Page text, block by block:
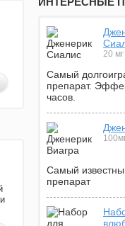
20 мг
Самый
препарат.
часов.
Самый
препарат